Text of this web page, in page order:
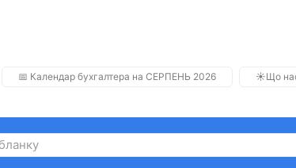
📅 Календар бухгалтера на СЕРПЕНЬ 2026 ☀️Що